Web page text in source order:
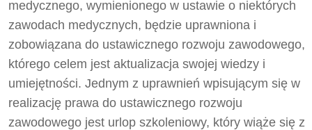
medycznego, wymienionego w ustawie o niektórych
zawodach medycznych, będzie uprawniona i
zobowiązana do ustawicznego rozwoju zawodowego,
którego celem jest aktualizacja swojej wiedzy i
umiejętności. Jednym z uprawnień wpisującym się w
realizację prawa do ustawicznego rozwoju
zawodowego jest urlop szkoleniowy, który wiąże się z